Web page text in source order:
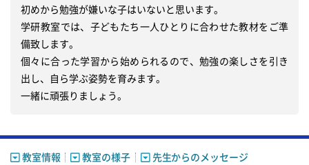
初めから勉強が嫌いな子はいないと思います。
学研教室では、子どもたち一人ひとりに合わせた教材をご準
備致します。
個々に合った学習から始められるので、勉強の楽しさを引き
出し、自ら学ぶ姿勢を育みます。
一緒に頑張りましょう。
教室情報 教室の様子 先生からのメッセージ